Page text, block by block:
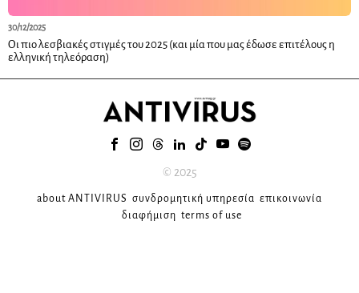
30/12/2025
Οι πιο λεσβιακές στιγμές του 2025 (και μία που μας έδωσε επιτέλους η
ελληνική τηλεόραση)
© 2025
about ANTIVIRUS συνδρομητική υπηρεσία επικοινωνία
διαφήμιση terms of use